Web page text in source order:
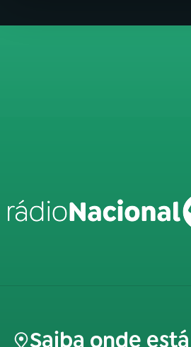
Saiba onde está